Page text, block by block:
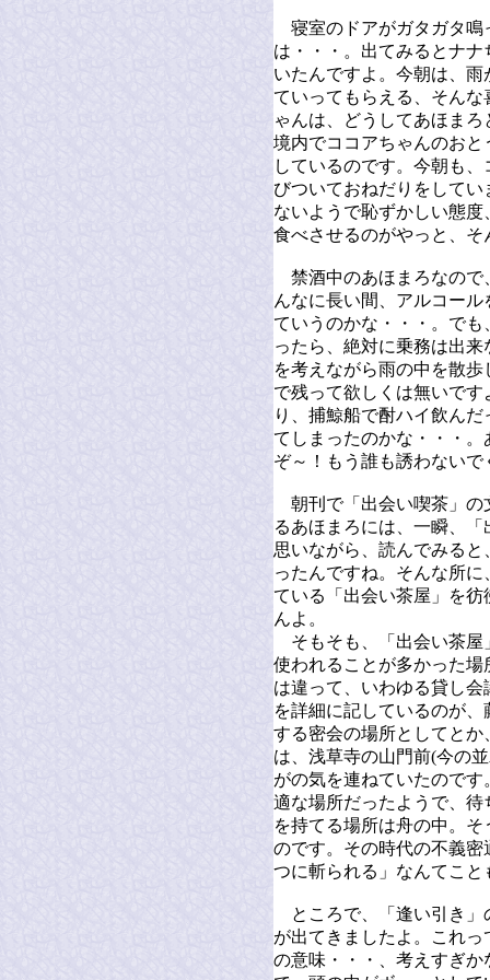
寝室のドアがガタガタ鳴
は・・・。出てみるとナ
いたんですよ。今朝は、
ていってもらえる、そん
ゃんは、どうしてあほま
境内でココアちゃんのお
しているのです。今朝も
びついておねだりをして
ないようで恥ずかしい態
食べさせるのがやっと、
禁酒中のあほまろなので
んなに長い間、アルコー
ていうのかな・・・。で
ったら、絶対に乗務は出
を考えながら雨の中を散
で残って欲しくは無いで
り、捕鯨船で酎ハイ飲ん
てしまったのかな・・・
ぞ～！もう誰も誘わないで
朝刊で「出会い喫茶」の
るあほまろには、一瞬、
思いながら、読んでみる
ったんですね。そんな所
ている「出会い茶屋」を
んよ。
そもそも、「出会い茶屋
使われることが多かった
は違って、いわゆる貸し
を詳細に記しているのが
する密会の場所としてと
は、浅草寺の山門前(今の
がの気を連ねていたので
適な場所だったようで、
を持てる場所は舟の中。
のです。その時代の不義
つに斬られる」なんてこ
ところで、「逢い引き」
が出てきましたよ。これ
の意味・・・、考えすぎ